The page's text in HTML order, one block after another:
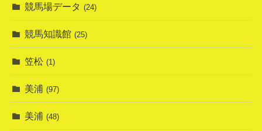
競馬場データ (24)
競馬知識館 (25)
笠松 (1)
美浦 (97)
美浦 (48)